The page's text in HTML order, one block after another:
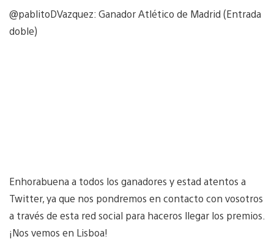
@pablitoDVazquez: Ganador Atlético de Madrid (Entrada
doble)
Enhorabuena a todos los ganadores y estad atentos a
Twitter, ya que nos pondremos en contacto con vosotros
a través de esta red social para haceros llegar los premios.
¡Nos vemos en Lisboa!